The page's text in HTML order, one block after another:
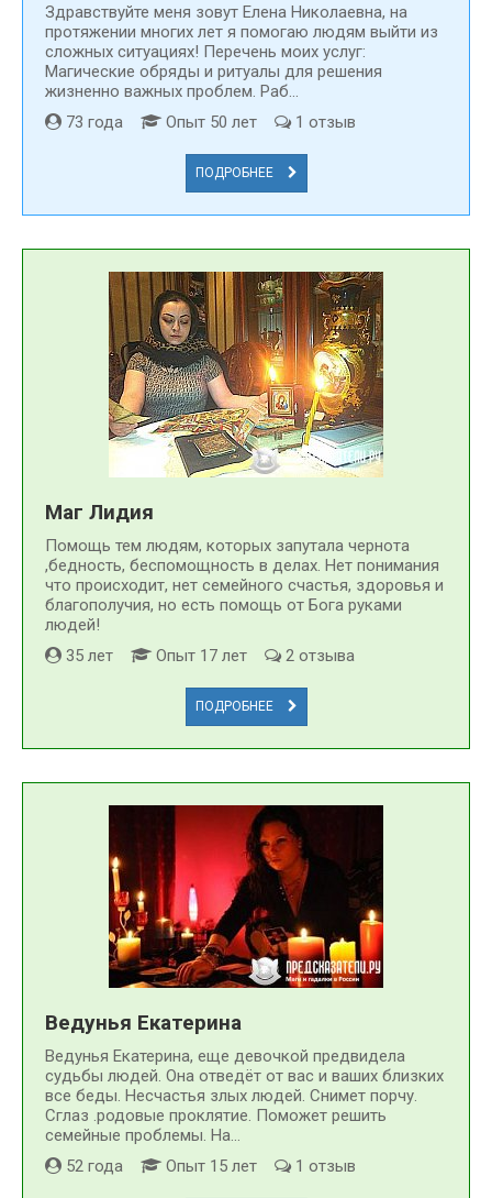
Здравствуйте меня зовут Елена Николаевна, на
протяжении многих лет я помогаю людям выйти из
сложных ситуациях! Перечень моих услуг:
Магические обряды и ритуалы для решения
жизненно важных проблем. Раб...
73 года
Опыт 50 лет 1 отзыв
ПОДРОБНЕЕ
Маг Лидия
Помощь тем людям, которых запутала чернота
,бедность, беспомощность в делах. Нет понимания
что происходит, нет семейного счастья, здоровья и
благополучия, но есть помощь от Бога руками
людей!
35 лет
Опыт 17 лет 2 отзыва
ПОДРОБНЕЕ
Ведунья Екатерина
Ведунья Екатерина, еще девочкой предвидела
судьбы людей. Она отведёт от вас и ваших близких
все беды. Несчастья злых людей. Снимет порчу.
Сглаз .родовые проклятие. Поможет решить
семейные проблемы. На...
52 года
Опыт 15 лет 1 отзыв